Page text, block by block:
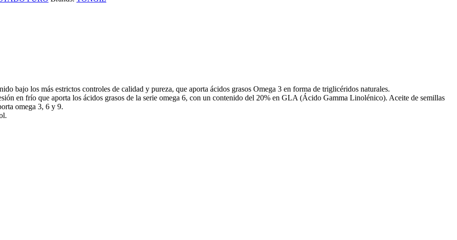
bajo los más estrictos controles de calidad y pureza, que aporta ácidos grasos Omega 3 en forma de triglicéridos naturales.
en frío que aporta los ácidos grasos de la serie omega 6, con un contenido del 20% en GLA (Ácido Gamma Linolénico). Aceite de semillas
omega 3, 6 y 9.